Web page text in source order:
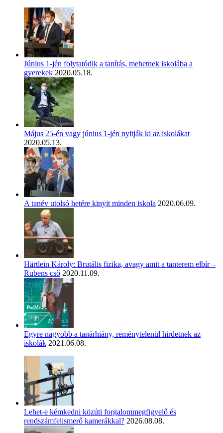
Június 1-jén folytatódik a tanítás, mehetnek iskolába a
gyerekek 2020.05.18.
Május 25-én vagy június 1-jén nyitják ki az iskolákat
2020.05.13.
A tanév utolsó hetére kinyit minden iskola 2020.06.09.
Härtlein Károly: Brutális fizika, avagy amit a tanterem elbír –
Rubens cső 2020.11.09.
Egyre nagyobb a tanárhiány, reménytelenül hirdetnek az
iskolák 2021.06.08.
Lehet-e kémkedni közúti forgalommegfigyelő és
rendszámfelismerő kamerákkal? 2026.08.08.